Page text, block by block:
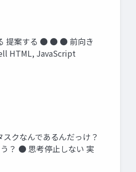
提案する ● ● ● 前向き
HTML, JavaScript
クなんであるんだっけ？
？ ● 思考停止しない 実